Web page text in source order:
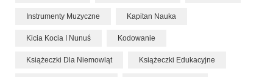
Instrumenty Muzyczne Kapitan Nauka
Kicia Kocia I Nunuś Kodowanie
Książeczki Dla Niemowląt Książeczki Edukacyjne